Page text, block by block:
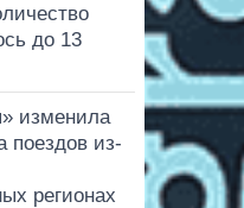
до 13
изменила
поездов из-
регионах